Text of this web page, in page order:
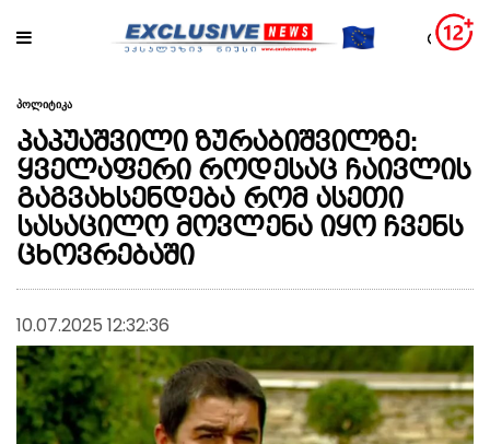
პოლიტიკა
პაპუაშვილი ზურაბიშვილზე:
ყველაფერი როდესაც ჩაივლის
გაგვახსენდება რომ ასეთი
სასაცილო მოვლენა იყო ჩვენს
ცხოვრებაში
10.07.2025 12:32:36